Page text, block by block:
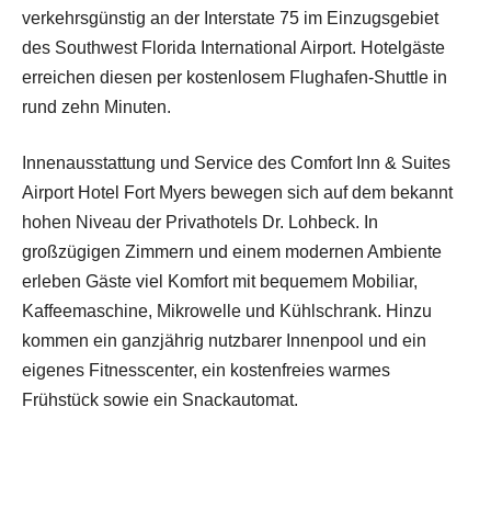
verkehrsgünstig an der Interstate 75 im Einzugsgebiet
des Southwest Florida International Airport. Hotelgäste
erreichen diesen per kostenlosem Flughafen-Shuttle in
rund zehn Minuten.
Innenausstattung und Service des Comfort Inn & Suites
Airport Hotel Fort Myers bewegen sich auf dem bekannt
hohen Niveau der Privathotels Dr. Lohbeck. In
großzügigen Zimmern und einem modernen Ambiente
erleben Gäste viel Komfort mit bequemem Mobiliar,
Kaffeemaschine, Mikrowelle und Kühlschrank. Hinzu
kommen ein ganzjährig nutzbarer Innenpool und ein
eigenes Fitnesscenter, ein kostenfreies warmes
Frühstück sowie ein Snackautomat.